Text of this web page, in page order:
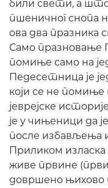
били свети, а
пшеничног снопа
ова два празника
Само празновање
помиње само на
Педесетница је
који се не помиње
јеврејске
је у чињеници да
после избављења
Приликом
живе првине (први
довршено њихово